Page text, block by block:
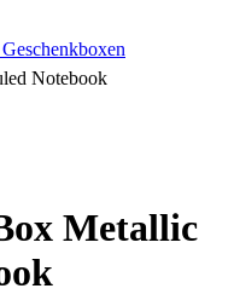
Notebook
Metallic